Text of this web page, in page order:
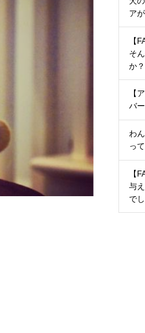
ア
【
そ
か？
【
バ
わ
っ
【
与
で